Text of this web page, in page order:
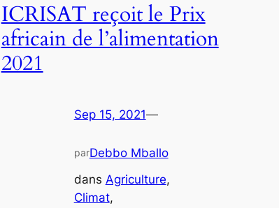
ICRISAT reçoit le Prix
africain de l’alimentation
2021
Sep 15, 2021—
parDebbo Mballo
dans Agriculture
Climat